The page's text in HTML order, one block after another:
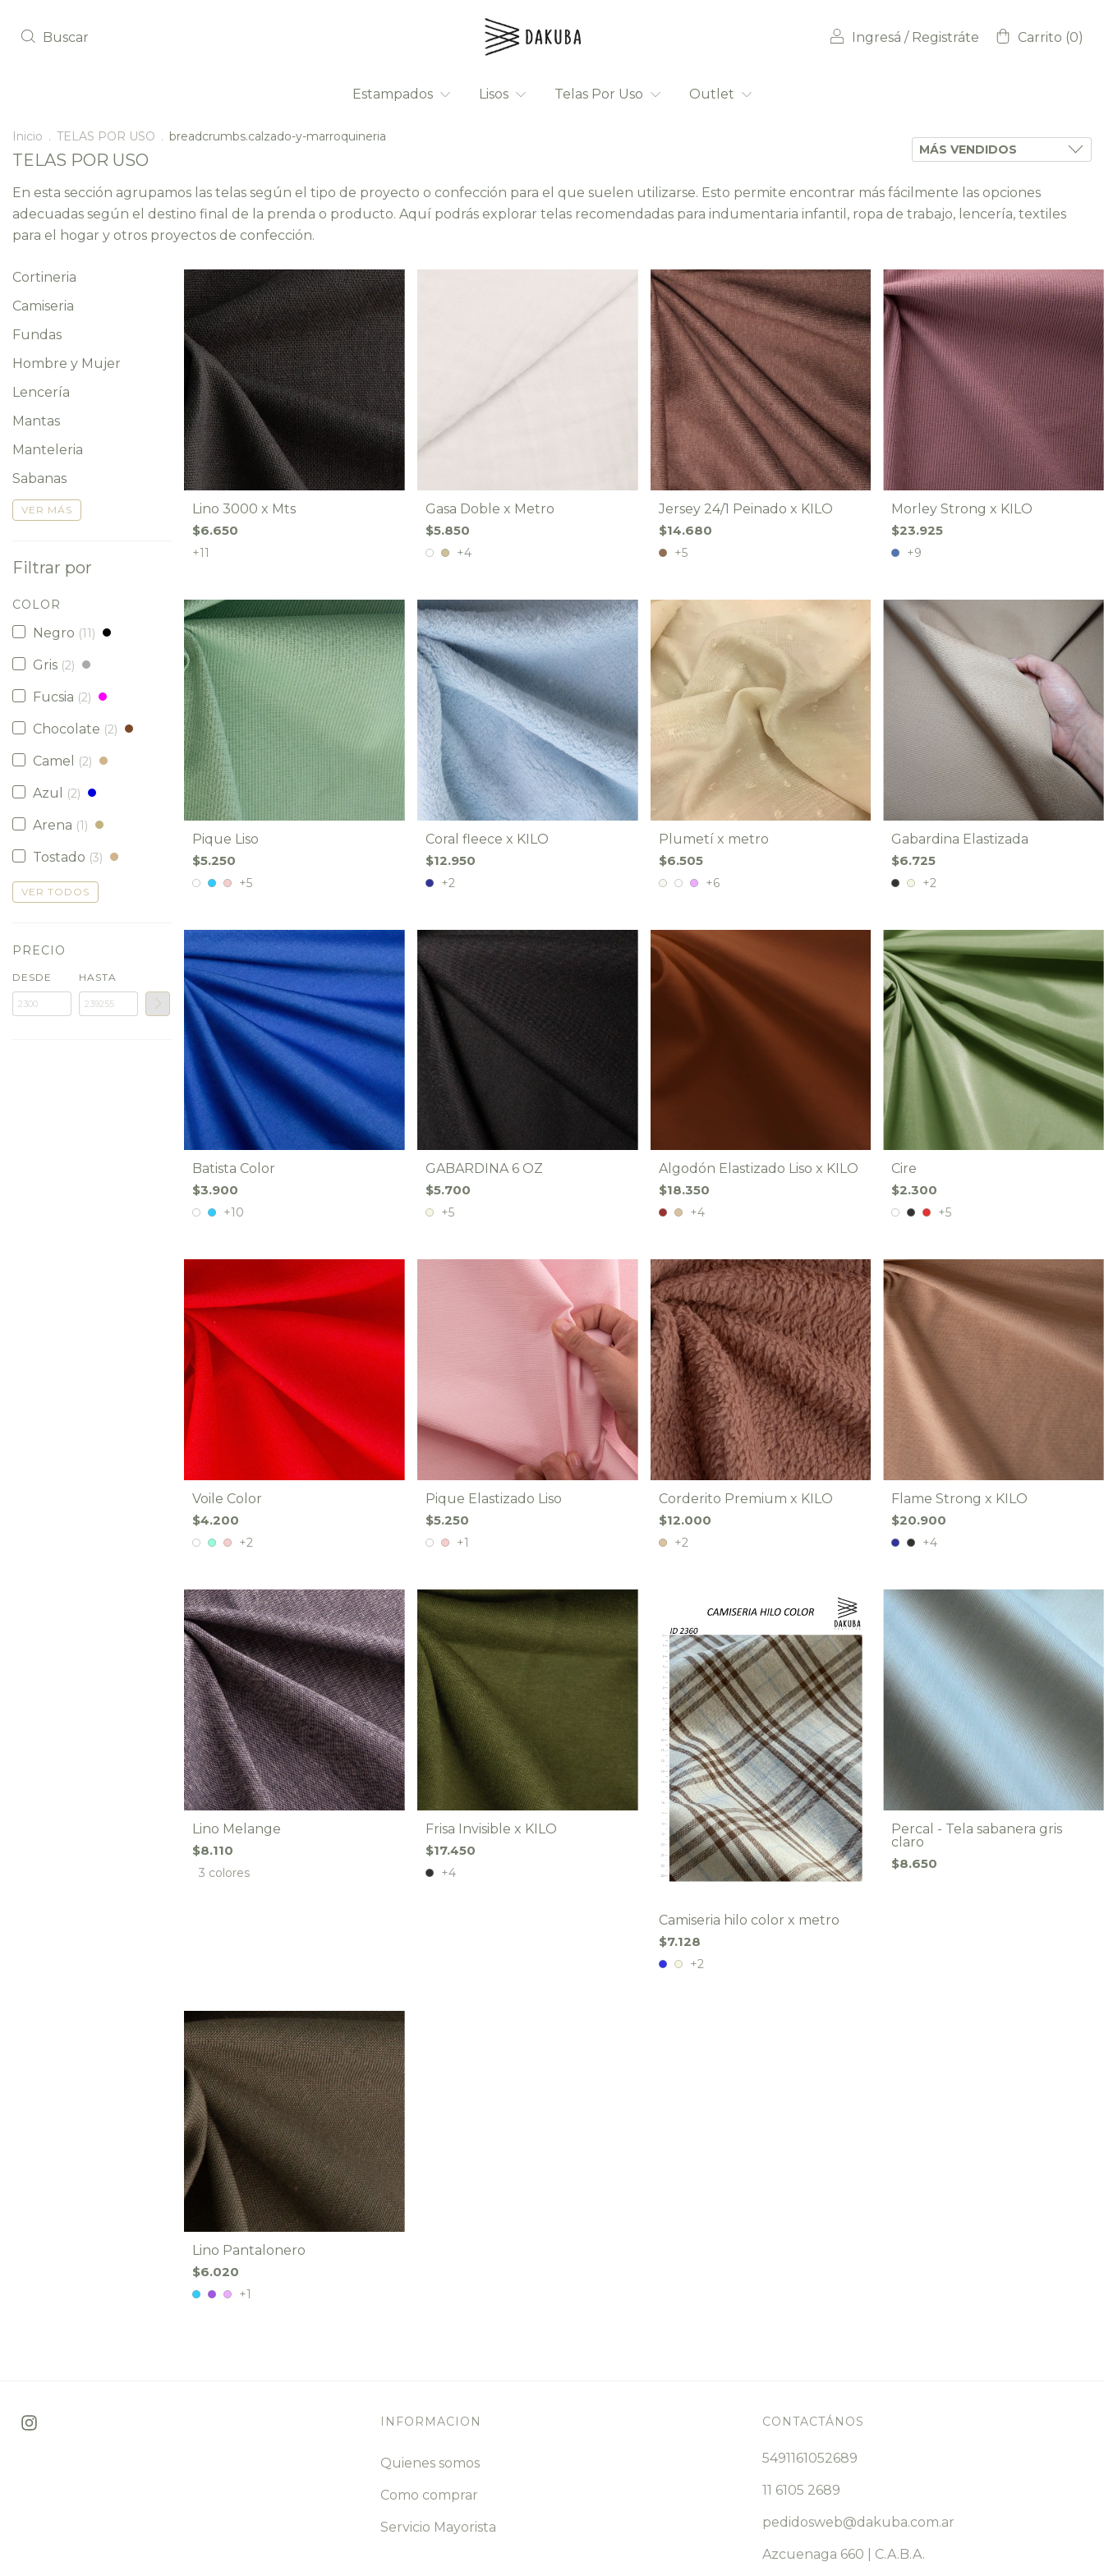
Buscar Ingresá / Registráte Carrito (0)
Estampados Lisos Telas Por Uso Outlet
Inicio . TELAS POR USO . breadcrumbs.calzado-y-marroquineria
TELAS POR USO
En esta sección agrupamos las telas según el tipo de proyecto o confección para el que suelen utilizarse. Esto permite encontrar más fácilmente las opciones
adecuadas según el destino final de la prenda o producto. Aquí podrás explorar telas recomendadas para indumentaria infantil, ropa de trabajo, lencería, textiles
para el hogar y otros proyectos de confección.
Cortineria
Camiseria
Fundas
Hombre y Mujer
Lencería
Mantas
Manteleria
Sabanas
VER MÁS
Filtrar por
COLOR
Negro (11)
Gris (2)
Fucsia (2)
Chocolate (2)
Camel (2)
Azul (2)
Arena (1)
Tostado (3)
VER TODOS
PRECIO
DESDE HASTA
Lino 3000 x Mts
$6.650
+11
Gasa Doble x Metro
$5.850
+4
Jersey 24/1 Peinado x KILO
$14.680
+5
Morley Strong x KILO
$23.925
+9
Pique Liso
$5.250
+5
Coral fleece x KILO
$12.950
+2
Plumetí x metro
$6.505
+6
Gabardina Elastizada
$6.725
+2
Batista Color
$3.900
+10
GABARDINA 6 OZ
$5.700
+5
Algodón Elastizado Liso x KILO
$18.350
+4
Cire
$2.300
+5
Voile Color
$4.200
+2
Pique Elastizado Liso
$5.250
+1
Corderito Premium x KILO
$12.000
+2
Flame Strong x KILO
$20.900
+4
Lino Melange
$8.110
3 colores
Frisa Invisible x KILO
$17.450
+4
Camiseria hilo color x metro
$7.128
+2
Percal - Tela sabanera gris
claro
$8.650
Lino Pantalonero
$6.020
+1
INFORMACION
Quienes somos
Como comprar
Servicio Mayorista
CONTACTÁNOS
5491161052689
11 6105 2689
pedidosweb@dakuba.com.ar
Azcuenaga 660 | C.A.B.A.